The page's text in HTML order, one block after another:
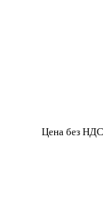
Цена без НДС